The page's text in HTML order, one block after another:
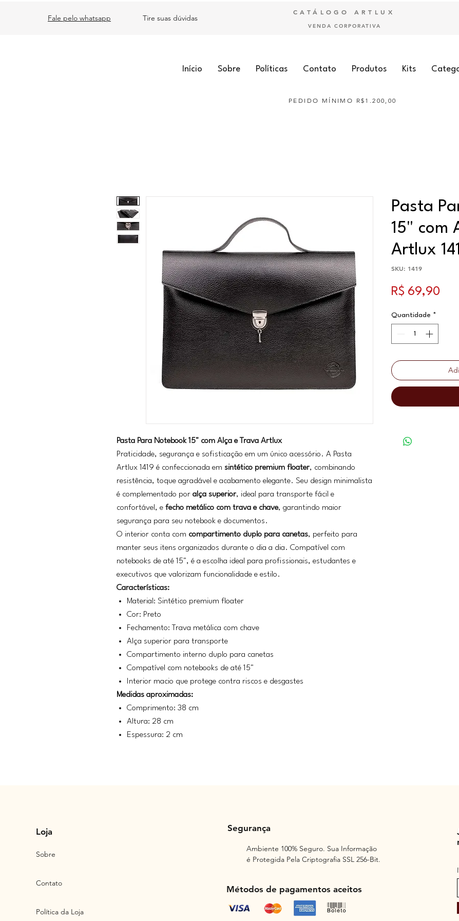
Fale pelo whatsapp Tire suas dúvidas
CATÁLOGO ARTLUX
VENDA CORPORATIVA
Início Sobre Políticas Contato Produtos Kits
PEDIDO MÍNIMO R$1.200,00
Pasta Para Notebook 15" com Alça e Trava Artlux
Praticidade, segurança e sofisticação em um único acessório. A Pasta
Artlux 1419 é confeccionada em sintético premium floater, combinando
resistência, toque agradável e acabamento elegante. Seu design minimalista
é complementado por alça superior, ideal para transporte fácil e
confortável, e fecho metálico com trava e chave, garantindo maior
segurança para seu notebook e documentos.
O interior conta com compartimento duplo para canetas, perfeito para
manter seus itens organizados durante o dia a dia. Compatível com
notebooks de até 15", é a escolha ideal para profissionais, estudantes e
executivos que valorizam funcionalidade e estilo.
Características:
Material: Sintético premium floater
Cor: Preto
Fechamento: Trava metálica com chave
Alça superior para transporte
Compartimento interno duplo para canetas
Compatível com notebooks de até 15"
Interior macio que protege contra riscos e desgastes
Medidas aproximadas:
Comprimento: 38 cm
Altura: 28 cm
Espessura: 2 cm
Pasta
15" com
Artlux
SKU: 1419
R$ 69,90
Quantidade *
Loja
Sobre
Contato
Política da Loja
Segurança
Ambiente 100% Seguro. Sua Informação
é Protegida Pela Criptografia SSL 256-Bit.
Métodos de pagamentos aceitos